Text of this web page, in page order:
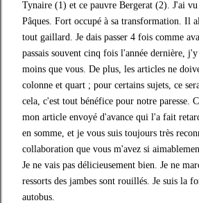
Tynaire (1) et ce pauvre Bergerat (2). J'ai
Pâques. Fort occupé à sa transformation. Il
tout gaillard. Je dais passer 4 fois comme
passais souvent cinq fois l'année dernière,
moins que vous. De plus, les articles ne
colonne et quart ; pour certains sujets, ce
cela, c'est tout bénéfice pour notre paresse.
mon article envoyé d'avance qui l'a fait
en somme, et je vous suis toujours très
collaboration que vous m'avez si
Je ne vais pas délicieusement bien. Je ne
ressorts des jambes sont rouillés. Je suis la
autobus.